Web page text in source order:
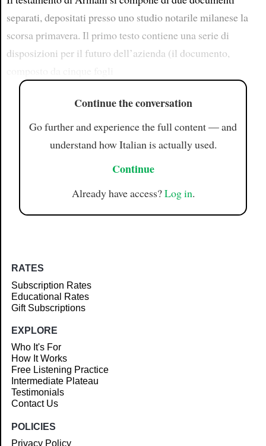
separati, depositati presso uno studio notarile milanese la
scorsa primavera. Il primo testo contiene una serie di
disposizioni per il futuro dell’azienda (il documento,
Continue the conversation
Go further and experience the full content — and
understand how Italian is actually used.
Continue
Already have access?Log in.
RATES
Subscription Rates
Educational Rates
Gift Subscriptions
EXPLORE
Who It's For
How It Works
Free Listening Practice
Intermediate Plateau
Testimonials
Contact Us
POLICIES
Privacy Policy